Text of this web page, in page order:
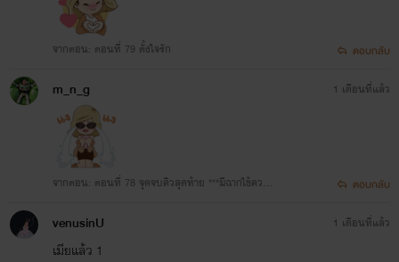
จากตอน: ตอนที่ 79 ตั้งใจรัก ตอบกลับ
m_n_g
จากตอน: ตอนที่ 78 จุดจบคิวสุดท้าย ***มีฉากใช้ความ
บ***
1 เดือนที่แล้ว
ตอบกลับ
venusinU
เมียแล้ว 1
1 เดือนที่แล้ว